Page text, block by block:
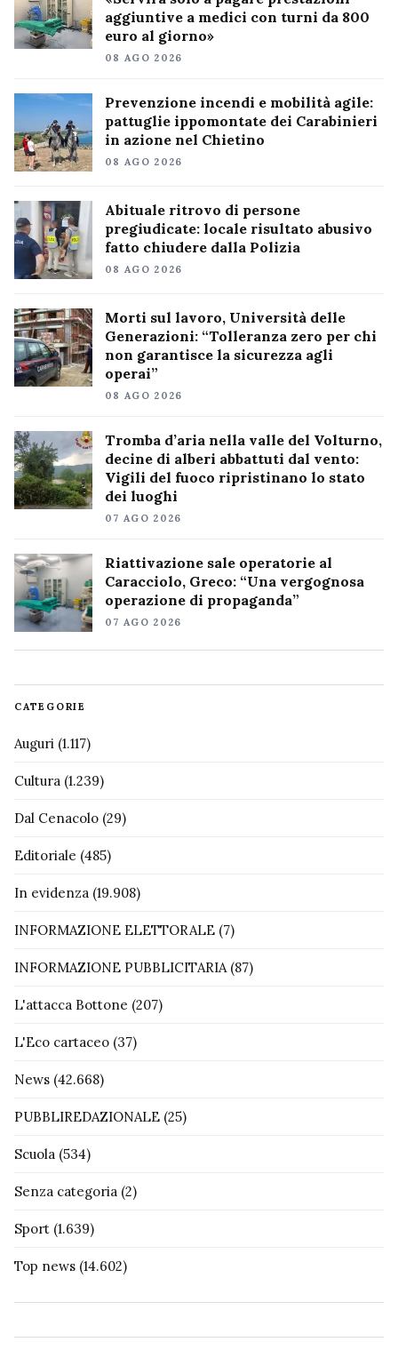
aggiuntive a medici con turni da 800
euro al giorno»
08 AGO 2026
Prevenzione incendi e mobilità agile:
pattuglie ippomontate dei Carabinieri
in azione nel Chietino
08 AGO 2026
Abituale ritrovo di persone
pregiudicate: locale risultato abusivo
fatto chiudere dalla Polizia
08 AGO 2026
Morti sul lavoro, Università delle
Generazioni: “Tolleranza zero per chi
non garantisce la sicurezza agli
operai”
08 AGO 2026
Tromba d’aria nella valle del Volturno,
decine di alberi abbattuti dal vento:
Vigili del fuoco ripristinano lo stato
dei luoghi
07 AGO 2026
Riattivazione sale operatorie al
Caracciolo, Greco: “Una vergognosa
operazione di propaganda”
07 AGO 2026
CATEGORIE
Auguri (1.117)
Cultura (1.239)
Dal Cenacolo (29)
Editoriale (485)
In evidenza (19.908)
INFORMAZIONE ELETTORALE (7)
INFORMAZIONE PUBBLICITARIA(87)
L'attacca Bottone (207)
L'Eco cartaceo (37)
News (42.668)
PUBBLIREDAZIONALE (25)
Scuola (534)
Senza categoria (2)
Sport (1.639)
Top news (14.602)